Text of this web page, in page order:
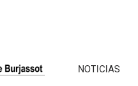
NOTICIAS